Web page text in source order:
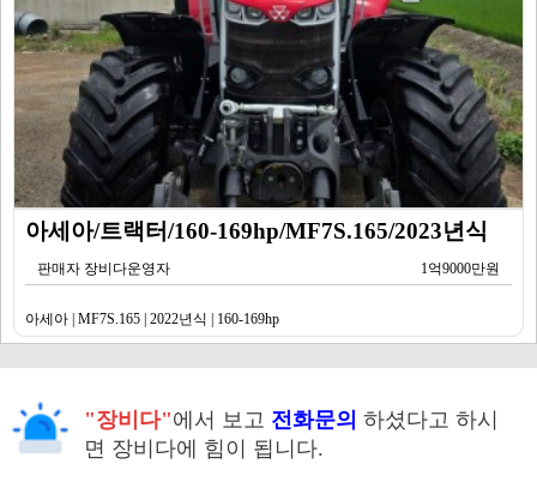
아세아/트랙터/160-169hp/MF7S.165/2023년식
판매자 장비다운영자 1억9000만원
아세아 | MF7S.165 | 2022년식 | 160-169hp
"장비다"에서 보고 전화문의 하셨다고 하시
면 장비다에 힘이 됩니다.